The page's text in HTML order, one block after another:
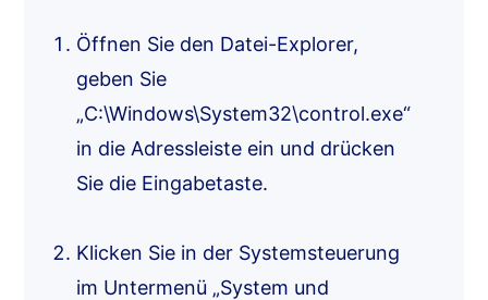
Öffnen Sie den Datei-Explorer,
geben Sie
„C:\Windows\System32\control.exe“
in die Adressleiste ein und drücken
Sie die Eingabetaste.
Klicken Sie in der Systemsteuerung
im Untermenü „System und